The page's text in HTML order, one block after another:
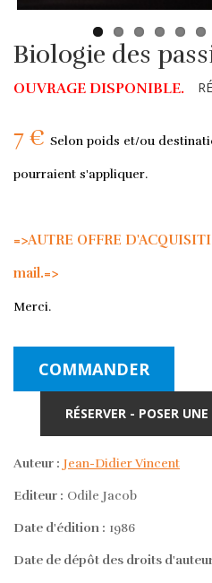
Biologie des
OUVRAGE DISPONIBLE.
7 € Selon poids et/ou
pourraient s'appliquer.
=>AUTRE OFFRE
mail.=>
Merci.
COMMANDER
RÉSERVER - POSER
Auteur : Jean-Didier Vincent
Editeur : Odile Jacob
Date d'édition : 1986
Date de dépôt des droits